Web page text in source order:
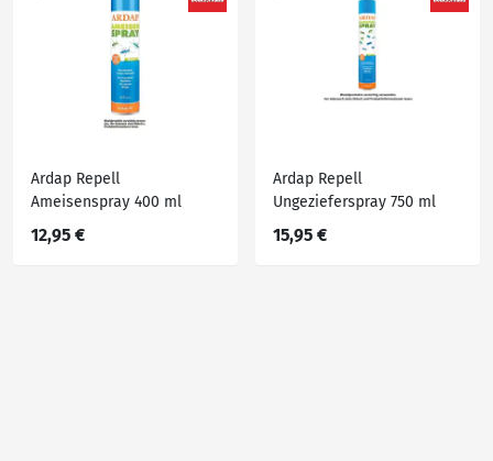
Ardap Repell
Ameisenspray 400 ml
12,95 €
Ardap Repell
Ungezieferspray 750 ml
15,95 €